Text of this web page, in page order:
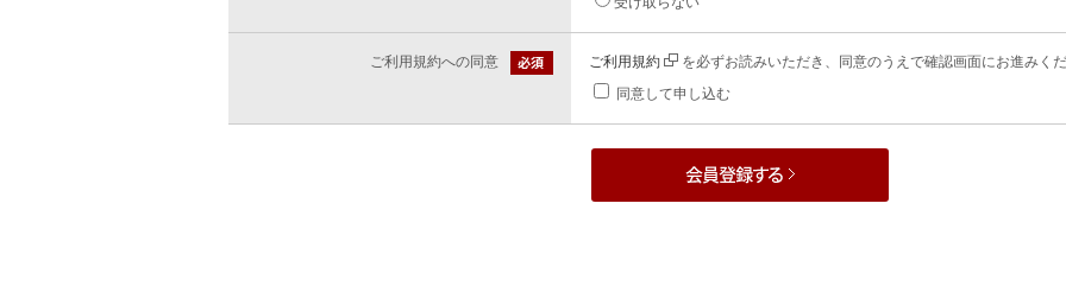
ご利用規約への同意 ご利用規約
を必ずお読みいただき、同意のうえで確認画面にお進みく
同意して申し込む